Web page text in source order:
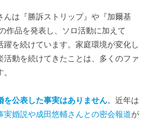
んは『勝訴ストリップ』や『加爾基
作品を発表し、ソロ活動に加えて
躍を続けています。家庭環境が変化し
活動を続けてきたことは、多くのファ
を公表した事実はありません。近年は
実婚説や成田悠輔さんとの密会報道が